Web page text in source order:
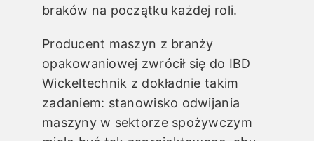
braków na początku każdej roli.
Producent maszyn z branży
opakowaniowej zwrócił się do IBD
Wickeltechnik z dokładnie takim
zadaniem: stanowisko odwijania
maszyny w sektorze spożywczym